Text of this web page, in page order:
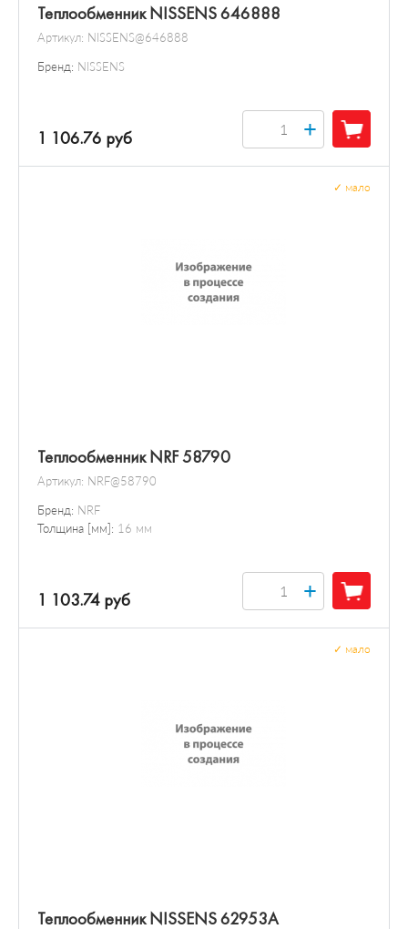
Теплообменник NISSENS 646888
Артикул: NISSENS@646888
Бренд: NISSENS
1 106.76 руб +
Теплообменник NRF 58790
Артикул: NRF@58790
Бренд: NRF
Толщина [мм]: 16 мм
мало
1 103.74 руб +
Теплообменник NISSENS 62953A
мало